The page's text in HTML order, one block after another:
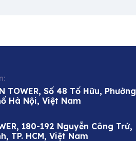
TOWER, Số 48 Tố Hữu, Phường
Hà Nội, Việt Nam
180-192 Nguyễn Công Trứ,
TP. HCM, Việt Nam